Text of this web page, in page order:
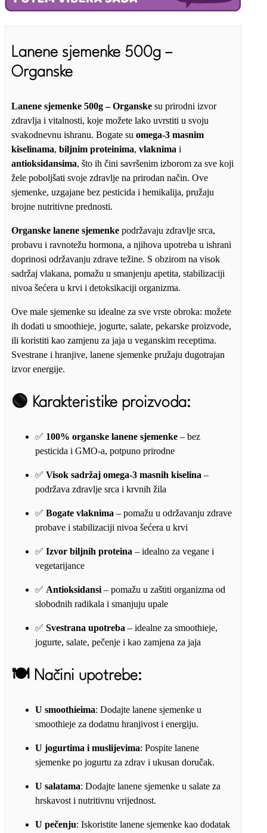
Lanene sjemenke 500g –
Organske
Lanene sjemenke 500g – Organske su prirodni izvor
zdravlja i vitalnosti, koje možete lako uvrstiti u svoju
svakodnevnu ishranu. Bogate su omega-3 masnim
kiselinama, biljnim proteinima, vlaknima i
antioksidansima, što ih čini savršenim izborom za sve koji
žele poboljšati svoje zdravlje na prirodan način. Ove
sjemenke, uzgajane bez pesticida i hemikalija, pružaju
brojne nutritivne prednosti.
Organske lanene sjemenke podržavaju zdravlje srca,
probavu i ravnotežu hormona, a njihova upotreba u ishrani
doprinosi održavanju zdrave težine. S obzirom na visok
sadržaj vlakana, pomažu u smanjenju apetita, stabilizaciji
nivoa šećera u krvi i detoksikaciji organizma.
Ove male sjemenke su idealne za sve vrste obroka: možete
ih dodati u smoothieje, jogurte, salate, pekarske proizvode,
ili koristiti kao zamjenu za jaja u veganskim receptima.
Svestrane i hranjive, lanene sjemenke pružaju dugotrajan
izvor energije.
🟢 Karakteristike proizvoda:
✅ 100% organske lanene sjemenke – bez
pesticida i GMO-a, potpuno prirodne
✅ Visok sadržaj omega-3 masnih kiselina –
podržava zdravlje srca i krvnih žila
✅ Bogate vlaknima – pomažu u održavanju zdrave
probave i stabilizaciji nivoa šećera u krvi
✅ Izvor biljnih proteina – idealno za vegane i
vegetarijance
✅ Antioksidansi – pomažu u zaštiti organizma od
slobodnih radikala i smanjuju upale
✅ Svestrana upotreba – idealne za smoothieje,
jogurte, salate, pečenje i kao zamjena za jaja
🍽️ Načini upotrebe:
U smoothieima: Dodajte lanene sjemenke u
smoothieje za dodatnu hranjivost i energiju.
U jogurtima i muslijevima: Pospite lanene
sjemenke po jogurtu za zdrav i ukusan doručak.
U salatama: Dodajte lanene sjemenke u salate za
hrskavost i nutritivnu vrijednost.
U pečenju: Iskoristite lanene sjemenke kao dodatak